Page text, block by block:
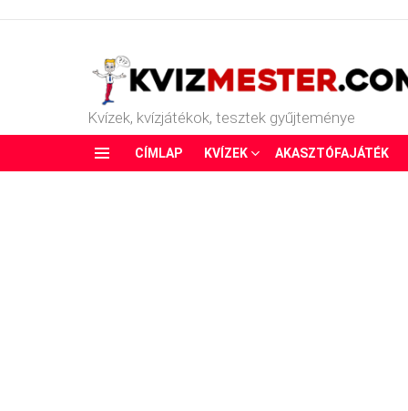
Kvízek, kvízjátékok, tesztek gyűjteménye
CÍMLAP KVÍZEK AKASZTÓFAJÁTÉK